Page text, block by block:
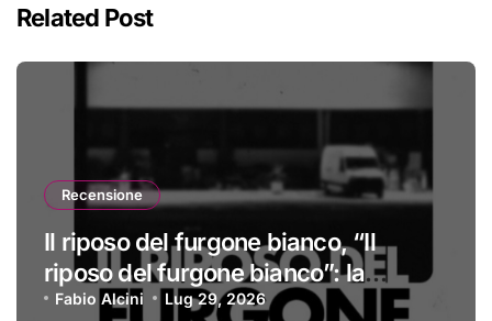
Related Post
Recensione
Il riposo del furgone bianco, “Il
riposo del furgone bianco”: la
recensione
Fabio Alcini Lug 29, 2026